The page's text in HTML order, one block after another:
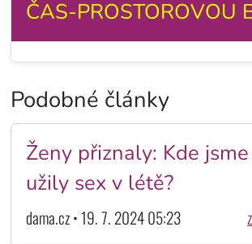
ČAS-PROSTOROVOU
Podobné články
Ženy přiznaly: Kde
užily sex v létě?
dama.cz • 19. 7. 2024 05:23